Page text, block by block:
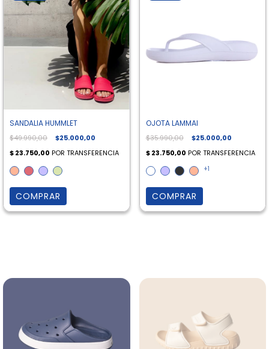
SANDALIA HUMMLET
$49.990,00 $25.000,00
COMPRAR
OJOTA LAMMAI
$35.990,00 $25.000,00
+1
COMPRAR